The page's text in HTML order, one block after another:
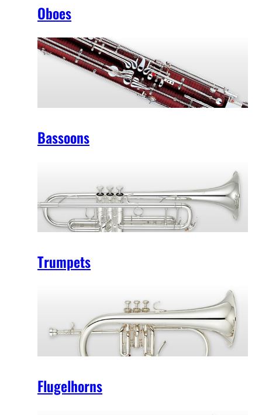
Oboes
Bassoons
Trumpets
Flugelhorns